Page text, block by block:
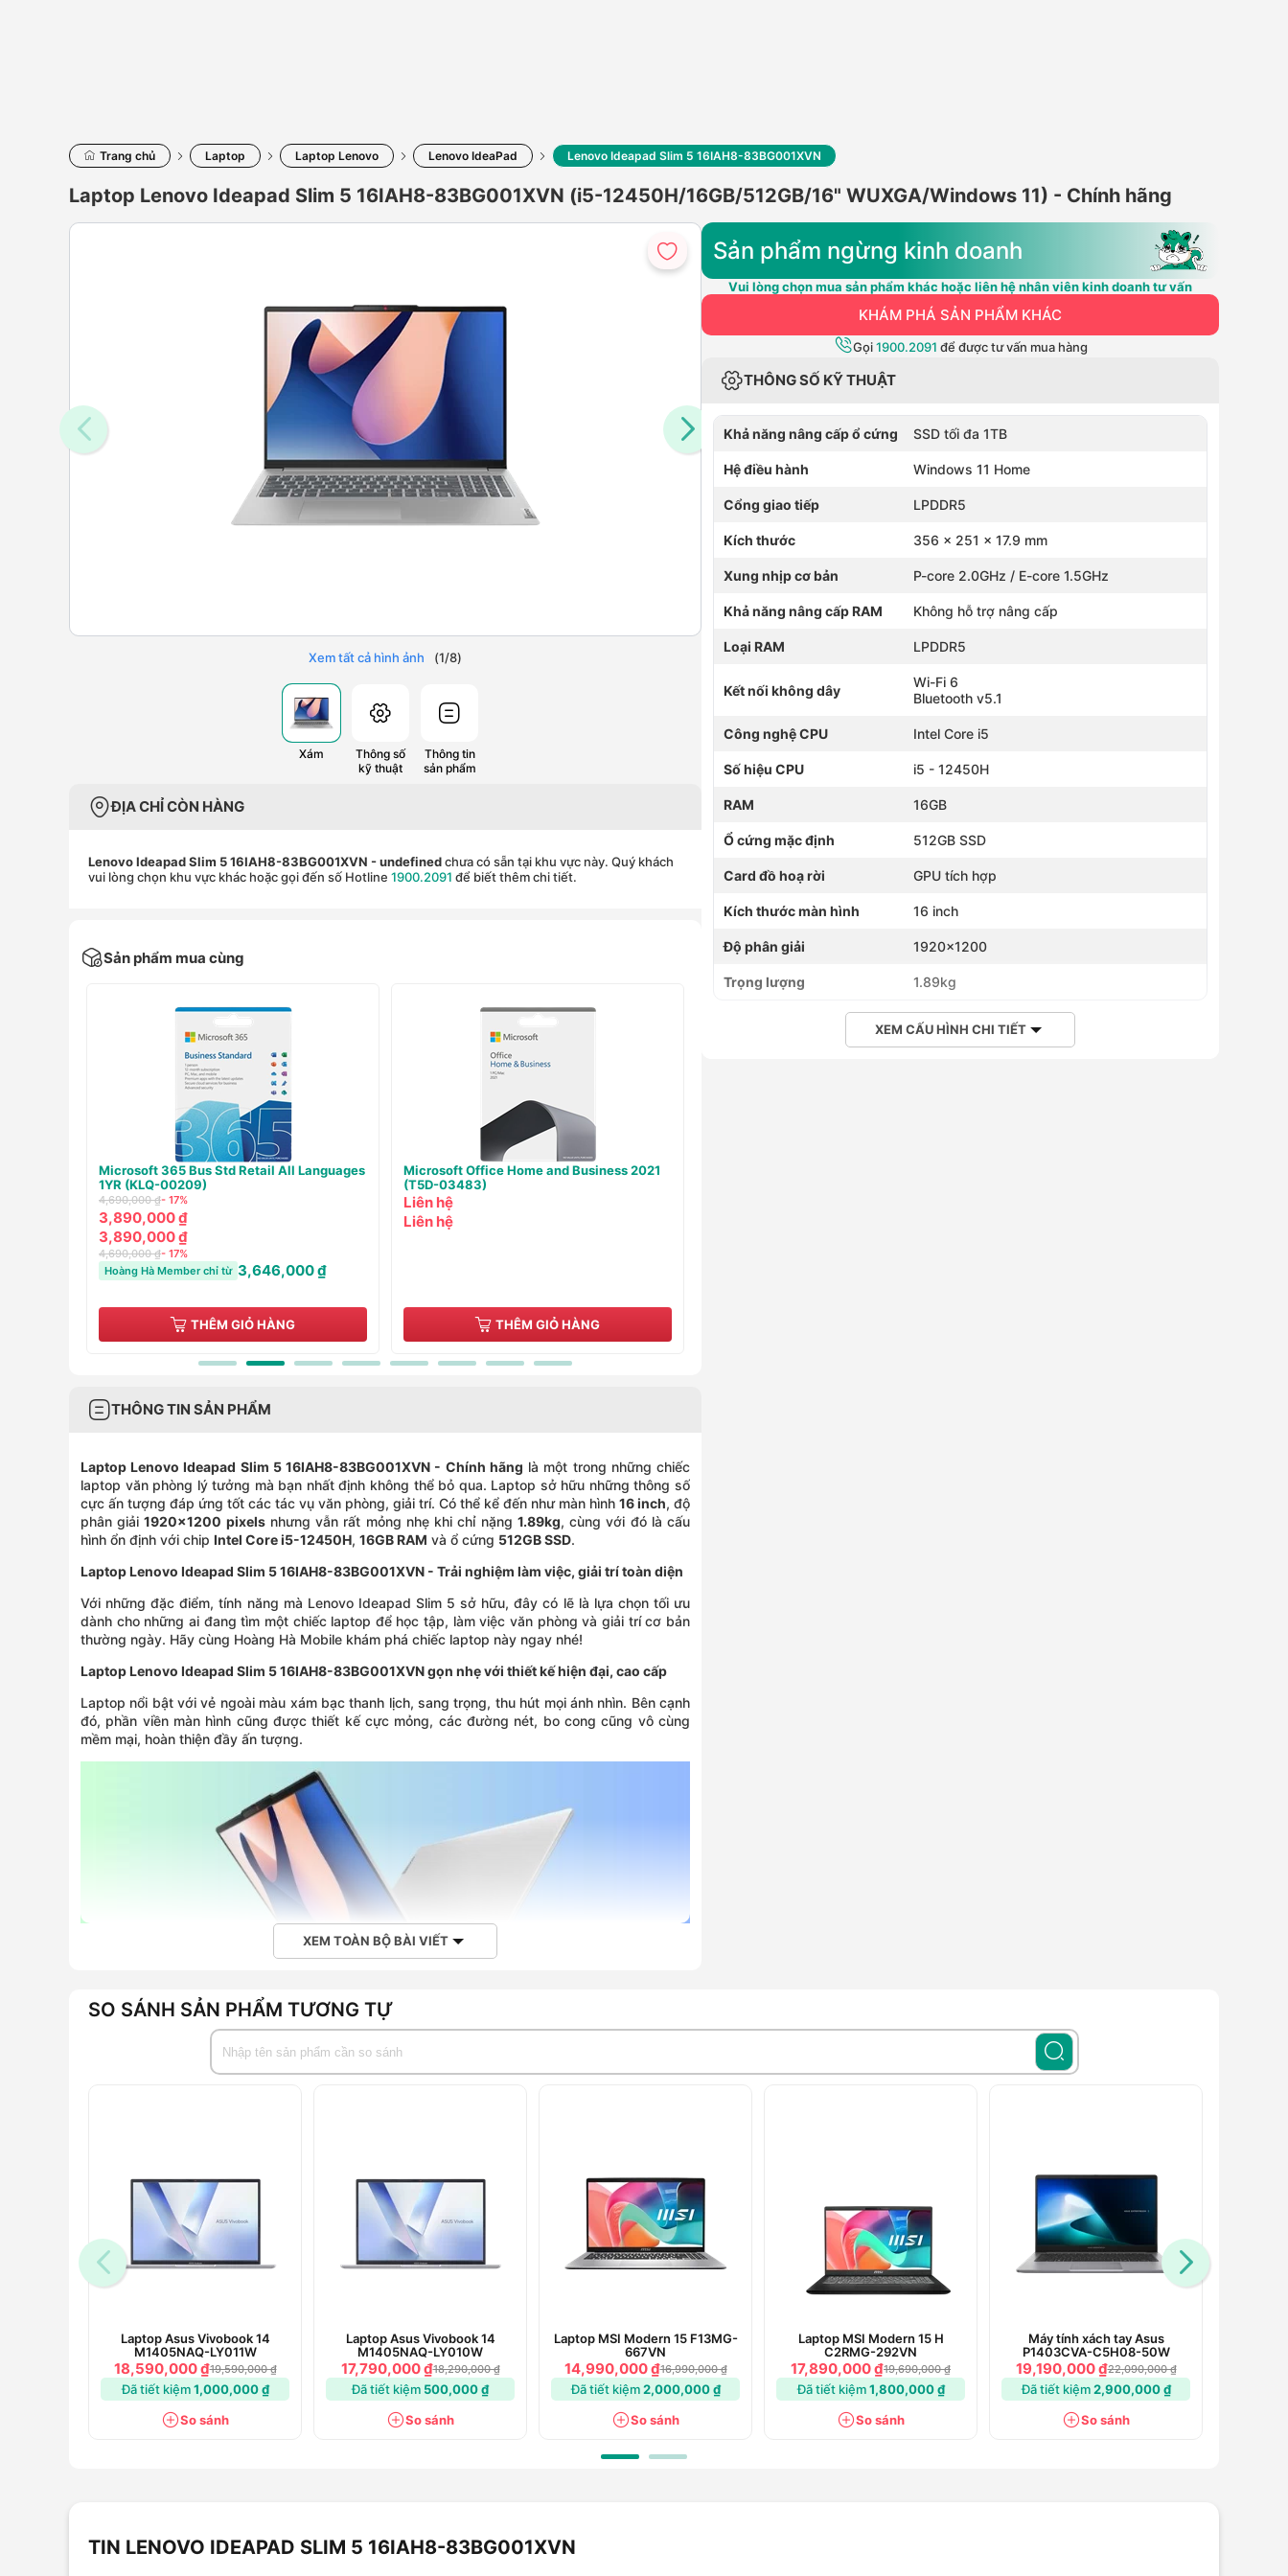
Trang chủ Laptop Laptop Lenovo Lenovo IdeaPad Lenovo Ideapad Slim 5 16IAH8-83BG001XVN
Laptop Lenovo Ideapad Slim 5 16IAH8-83BG001XVN (i5-12450H/16GB/512GB/16" WUXGA/Windows 11) - Chính hãng
Xem tất cả hình ảnh (1/8)
Xám
Thông số
kỹ thuật
Thông tin
sản phẩm
ĐỊA CHỈ CÒN HÀNG
Lenovo Ideapad Slim 5 16IAH8-83BG001XVN - undefinedchưa có sẵn tại khu vực này. Quý khách
vui lòng chọn khu vực khác hoặc gọi đến số Hotline 1900.2091 để biết thêm chi tiết.
Sản phẩm mua cùng
Microsoft Office Professional 2021 Online
(269-17185)
12,499,000 ₫ - 24%
9,490,000 ₫
9,490,000 ₫
12,499,000 ₫ - 24%
Hoàng Hà Member chỉ từ 9,080,000 ₫
THÊM GIỎ HÀNG
Microsoft Windows Home 11 64bit All Lng
(KW9-00664)
4,690,000 ₫
3,290,000 ₫
THÊM GIỎ HÀNG
THÔNG TIN SẢN PHẨM
Laptop Lenovo Ideapad Slim 5 16IAH8-83BG001XVN - Chính hãng là một trong những chiếc
laptop văn phòng lý tưởng mà bạn nhất định không thể bỏ qua. Laptop sở hữu những thông số
cực ấn tượng đáp ứng tốt các tác vụ văn phòng, giải trí. Có thể kể đến như màn hình 16 inch, độ
phân giải1920x1200 pixelsnhưng vẫn rất mỏng nhẹ khi chỉ nặng 1.89kg, cùng với đó là cấu
hình ổn định với chip Intel Core i5-12450H, 16GB RAM và ổ cứng 512GB SSD.
Laptop Lenovo Ideapad Slim 5 16IAH8-83BG001XVN - Trải nghiệm làm việc, giải trí toàn diện
Với những đặc điểm, tính năng mà Lenovo Ideapad Slim 5 sở hữu, đây có lẽ là lựa chọn tối ưu
dành cho những ai đang tìm một chiếc laptop để học tập, làm việc văn phòng và giải trí cơ bản
thường ngày. Hãy cùng Hoàng Hà Mobile khám phá chiếc laptop này ngay nhé!
Laptop Lenovo Ideapad Slim 5 16IAH8-83BG001XVN gọn nhẹ với thiết kế hiện đại, cao cấp
Laptop nổi bật với vẻ ngoài màu xám bạc thanh lịch, sang trọng, thu hút mọi ánh nhìn. Bên cạnh
đó, phần viền màn hình cũng được thiết kế cực mỏng, các đường nét, bo cong cũng vô cùng
mềm mại, hoàn thiện đầy ấn tượng.
Mặc dù được trang bị màn hình kích thước rộng 16 inch nhưng
Laptop Lenovo Ideapad Slim 5
16IAH8-83BG001XVN - Chính hãng
vẫn đáp ứng được yêu cầu gọn nhẹ, linh hoạt của người
dùng. Máy chỉ nặng 1.89kg và độ dày là 17.9mm. Bạn hoàn toàn có thể mang laptop bên mình
đến quán cà phê, giảng đường, văn phòng để học tập, làm việc mà không lo nặng nề hay chiếm
diện tích quá nhiều.
XEM TOÀN BỘ BÀI VIẾT
Sản phẩm ngừng kinh doanh
Vui lòng chọn mua sản phẩm khác hoặc liên hệ nhân viên kinh doanh tư vấn
KHÁM PHÁ SẢN PHẨM KHÁC
Gọi1900.2091 để được tư vấn mua hàng
THÔNG SỐ KỸ THUẬT
Khả năng nâng cấp ổ cứng SSD tối đa 1TB
Hệ điều hành Windows 11 Home
Cổng giao tiếp LPDDR5
Kích thước 356 x 251 x 17.9 mm
Xung nhịp cơ bản P-core 2.0GHz / E-core 1.5GHz
Khả năng nâng cấp RAM Không hỗ trợ nâng cấp
Loại RAM LPDDR5
Kết nối không dây
Wi-Fi 6
Bluetooth v5.1
Công nghệ CPU Intel Core i5
Số hiệu CPU i5 - 12450H
RAM 16GB
Ổ cứng mặc định 512GB SSD
Card đồ hoạ rời GPU tích hợp
Kích thước màn hình 16 inch
Độ phân giải 1920x1200
Trọng lượng 1.89kg
XEM CẤU HÌNH CHI TIẾT
SO SÁNH SẢN PHẨM TƯƠNG TỰ
Laptop Asus Vivobook 14
M1405NAQ-LY011W
18,590,000 ₫19,590,000 ₫
Đã tiết kiệm1,000,000 ₫
So sánh
Laptop Asus Vivobook 14
M1405NAQ-LY010W
17,790,000 ₫18,290,000 ₫
Đã tiết kiệm 500,000 ₫
So sánh
Laptop MSI Modern 15 F13MG-
667VN
14,990,000 ₫16,990,000 ₫
Đã tiết kiệm2,000,000 ₫
So sánh
Laptop MSI Modern 15 H
C2RMG-292VN
17,890,000 ₫19,690,000 ₫
Đã tiết kiệm1,800,000 ₫
So sánh
Máy tính xách tay Asus
P1403CVA-C5H08-50W
19,190,000 ₫22,090,000 ₫
Đã tiết kiệm2,900,000 ₫
So sánh
TIN LENOVO IDEAPAD SLIM 5 16IAH8-83BG001XVN